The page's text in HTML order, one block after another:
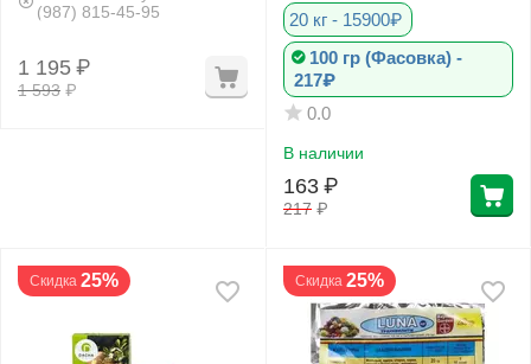
(987) 815-45-95
1 593 ₽
1 195 ₽
20 кг - 15900₽
100 гр (Фасовка) -
217₽
0.0
В наличии
217 ₽
163 ₽
Скидка 25% Скидка 25%